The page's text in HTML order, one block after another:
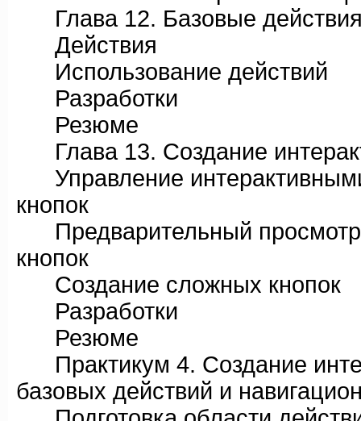
Глава 12. Базовые
Действия
Использование действий
Разработки
Резюме
Глава 13. Создание
Управление
кнопок
Предварительный просмотр,
кнопок
Создание сложных кнопок
Разработки
Резюме
Практикум 4. Создание
базовых действий и